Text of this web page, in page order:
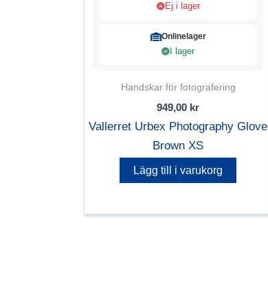
Ej i lager
Onlinelager
I lager
Handskar för fotografering
949,00 kr
Vallerret Urbex Photography Glove
Brown XS
Lägg till i varukorg